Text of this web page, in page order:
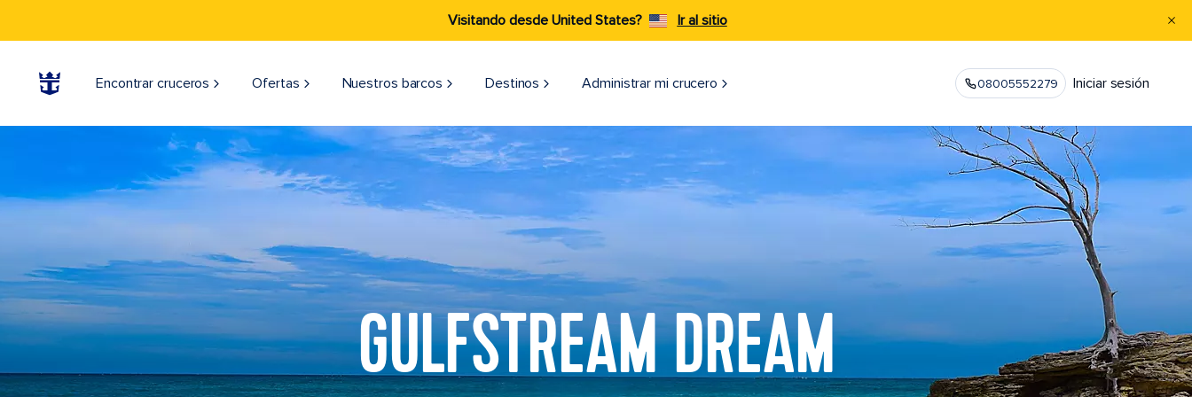
Visitando desde United States? Ir al sitio
Encontrar cruceros Ofertas Nuestros barcos Destinos Administrar mi crucero 08005552279 Iniciar sesión
GULFSTREAM DREAM